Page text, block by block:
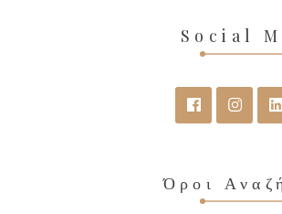
Social
Όροι